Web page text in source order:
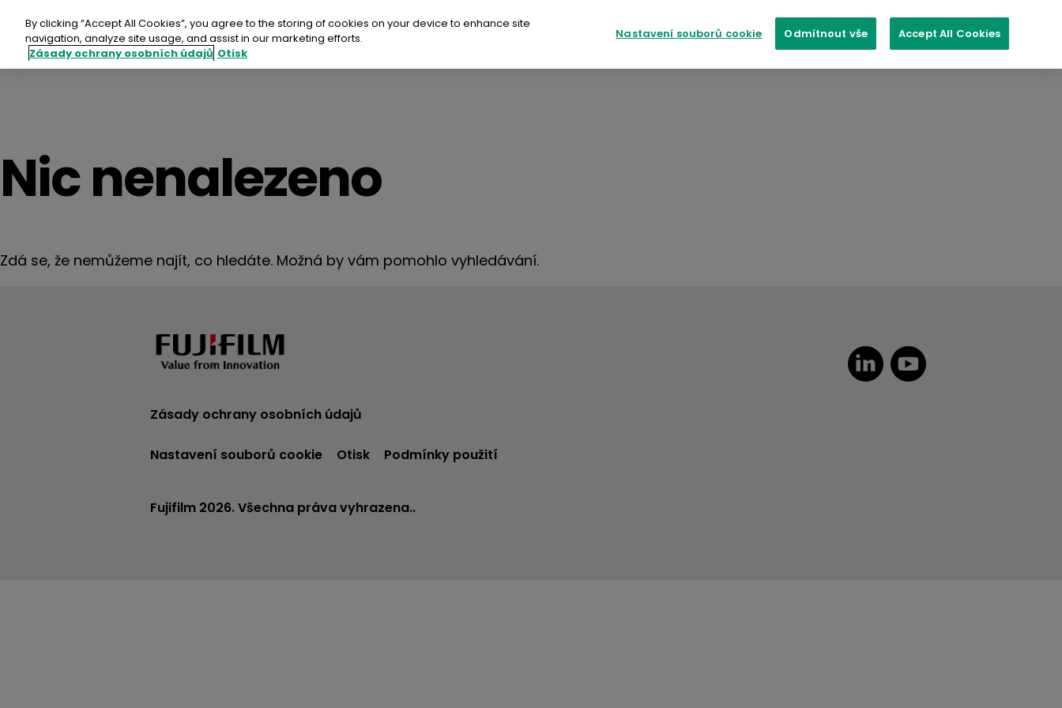
obsah
Fujifilm Print EU SUPER COLOUR
SUPER COLOUR
Nic nenalezeno
Zdá se, že nemůžeme najít, co hledáte. Možná by vám pomohlo vyhledávání.
Zásady ochrany osobních údajů
Nastavení souborů cookie Otisk Podmínky použití
Fujifilm 2026. Všechna práva vyhrazena..
By clicking “Accept All Cookies”, you agree to the storing of cookies on your device to enhance site
navigation, analyze site usage, and assist in our marketing efforts.
Zásady ochrany osobních údajů Otisk
Nastavení souborů cookie Odmítnout vše Accept All Cookies